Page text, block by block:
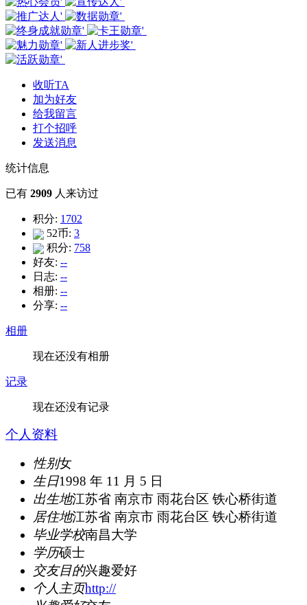
收听TA
加为好友
给我留言
打个招呼
发送消息
统计信息
已有 2909 人来访过
积分: 1702
52币: 3
积分: 758
好友: --
日志: --
相册: --
分享: --
相册
现在还没有相册
记录
现在还没有记录
个人资料
性别女
生日1998 年 11 月 5 日
出生地江苏省 南京市 雨花台区 铁心桥街道
居住地江苏省 南京市 雨花台区 铁心桥街道
毕业学校南昌大学
学历硕士
交友目的兴趣爱好
个人主页http://